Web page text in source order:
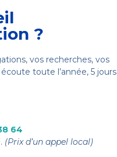
?
vos recherches, vos
toute l’année, 5 jours
64
(Prix d’un appel local)